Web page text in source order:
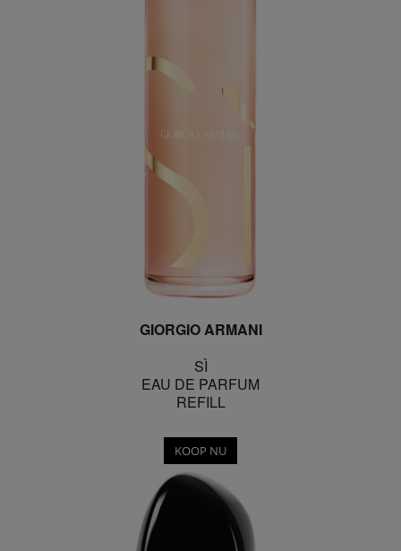
GIORGIO ARMANI
SÌ
EAU DE PARFUM
REFILL
KOOP NU